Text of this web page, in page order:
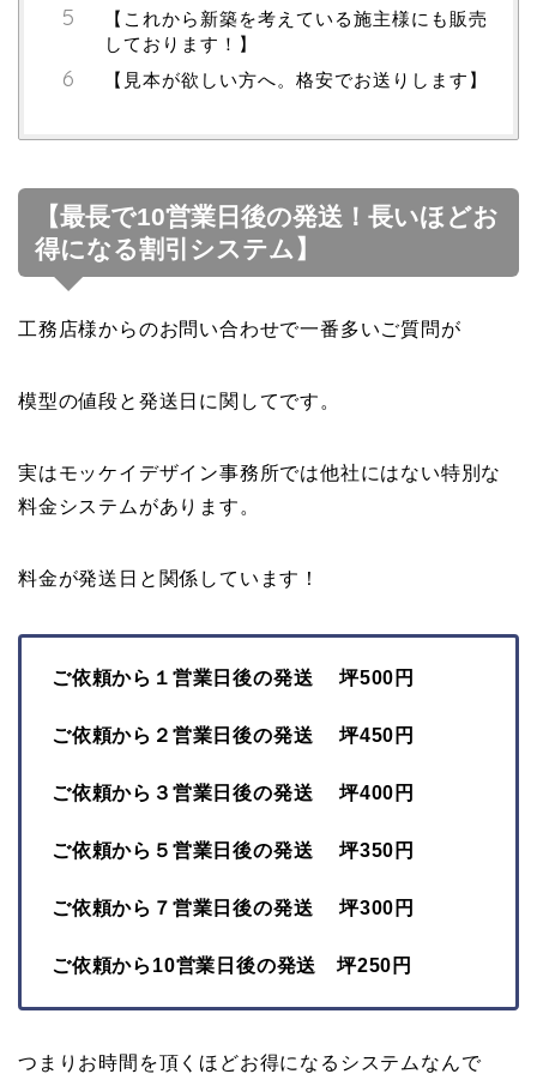
【これから新築を考えている施主様にも販売
しております！】
【見本が欲しい方へ。格安でお送りします】
【最長で10営業日後の発送！長いほどお
得になる割引システム】
工務店様からのお問い合わせで一番多いご質問が
模型の値段と発送日に関してです。
実はモッケイデザイン事務所では他社にはない特別な
料金システムがあります。
料金が発送日と関係しています！
ご依頼から１営業日後の発送 坪500円
ご依頼から２営業日後の発送 坪450円
ご依頼から３営業日後の発送 坪400円
ご依頼から５営業日後の発送 坪350円
ご依頼から７営業日後の発送 坪300円
ご依頼から10営業日後の発送 坪250円
つまりお時間を頂くほどお得になるシステムなんで